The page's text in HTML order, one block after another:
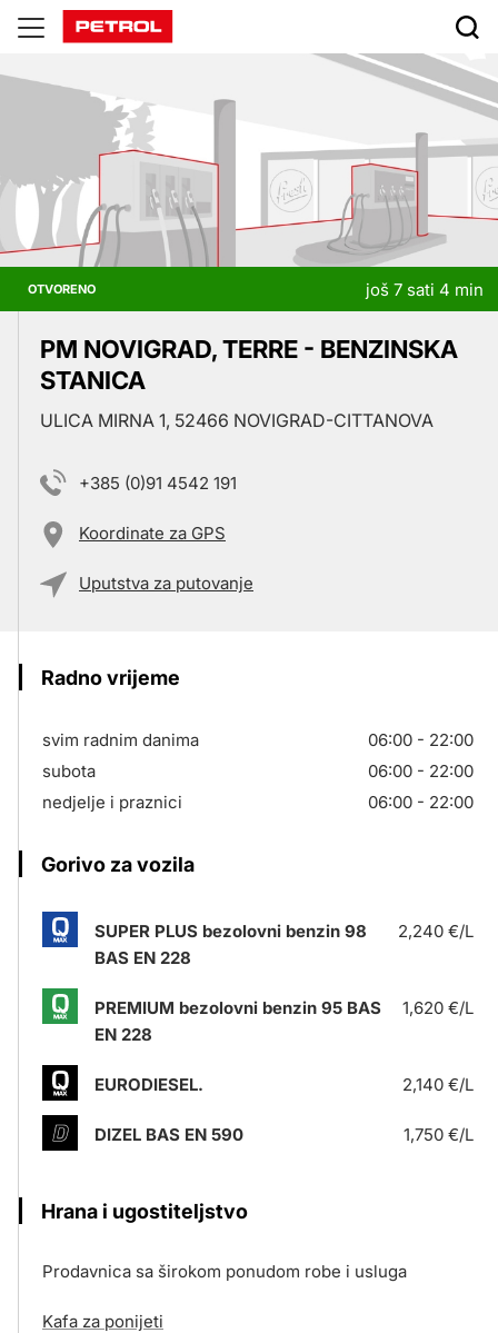
Prodajna
mjesta
OTVORENO još 7 sati 4 min
PM NOVIGRAD, TERRE - BENZINSKA
STANICA
ULICA MIRNA 1, 52466 NOVIGRAD-CITTANOVA
+385 (0)91 4542 191
Koordinate za GPS
Uputstva za putovanje
Radno vrijeme
svim radnim danima
06:00 - 22:00
subota
06:00 - 22:00
nedjelje i praznici
06:00 - 22:00
Gorivo za vozila
SUPER PLUS bezolovni benzin 98
BAS EN 228
2,240 €/L
PREMIUM bezolovni benzin 95 BAS
EN 228
1,620 €/L
EURODIESEL. 2,140 €/L
DIZEL BAS EN 590 1,750 €/L
Hrana i ugostiteljstvo
Prodavnica sa širokom ponudom robe i usluga
Kafa za ponijeti